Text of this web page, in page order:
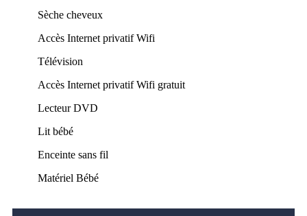
Sèche cheveux
Accès Internet privatif Wifi
Télévision
Accès Internet privatif Wifi gratuit
Lecteur DVD
Lit bébé
Enceinte sans fil
Matériel Bébé